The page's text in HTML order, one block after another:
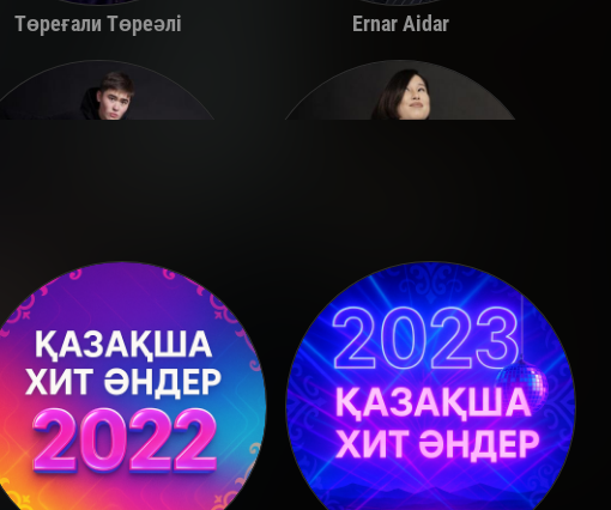
Төреғали Төреәлі Ernar Aidar
Adil Alina Gerc